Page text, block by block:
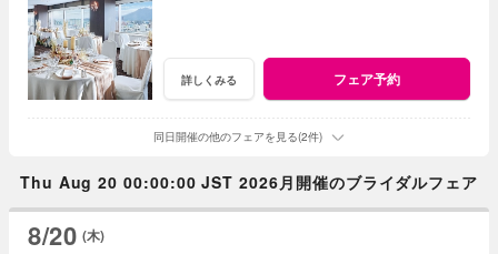
詳しくみる フェア予約
同日開催の他のフェアを見る(2件)
Thu Aug 20 00:00:00 JST 2026月開催のブライダルフェア
8/20 (木)